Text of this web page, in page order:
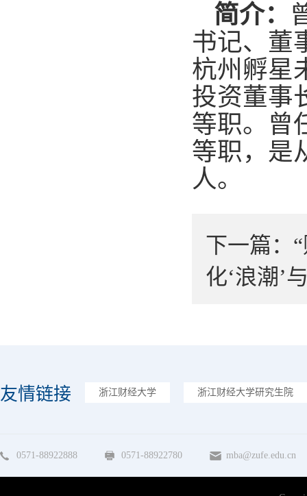
简介：
书记、董
杭州孵星
投资董事
等职。曾
等职，是
人。
下一篇：
化‘浪潮’
友情链接 浙江财经大学 浙江财经大学研究生院
0571-88922888 0571-88922780 mba@zufe.edu.cn